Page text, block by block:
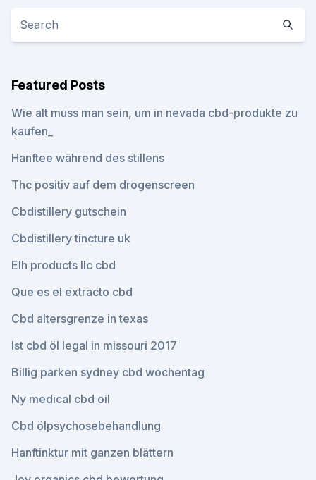
Featured Posts
Wie alt muss man sein, um in nevada cbd-produkte zu
kaufen_
Hanftee während des stillens
Thc positiv auf dem drogenscreen
Cbdistillery gutschein
Cbdistillery tincture uk
Elh products llc cbd
Que es el extracto cbd
Cbd altersgrenze in texas
Ist cbd öl legal in missouri 2017
Billig parken sydney cbd wochentag
Ny medical cbd oil
Cbd ölpsychosebehandlung
Hanftinktur mit ganzen blättern